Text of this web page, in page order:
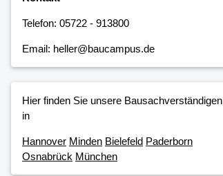
Telefon: 05722 - 913800
Email: heller@baucampus.de
Hier finden Sie unsere Bausachverständigen
in
Hannover Minden Bielefeld Paderborn
Osnabrück München